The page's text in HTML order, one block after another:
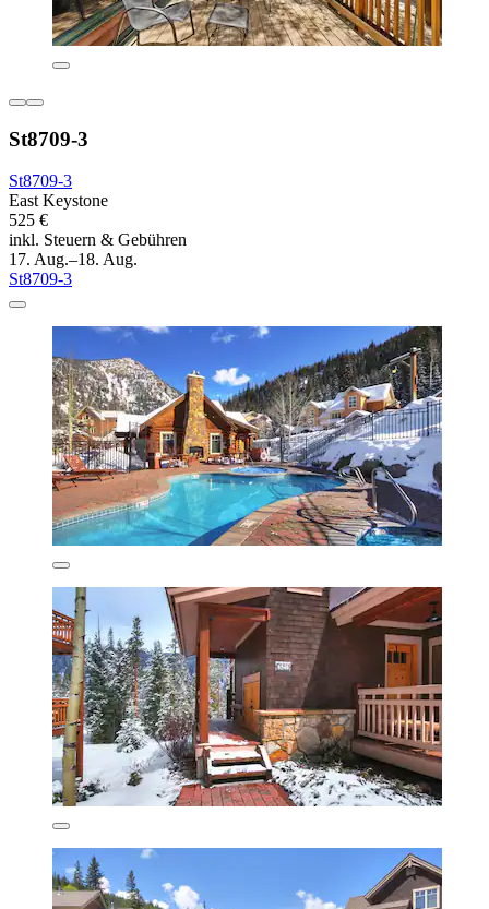
St8709-3
St8709-3
East Keystone
525 €
inkl. Steuern & Gebühren
17. Aug.–18. Aug.
St8709-3